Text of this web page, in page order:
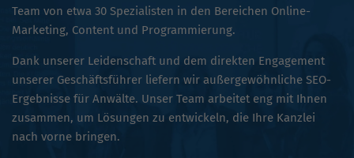
Team von etwa 30 Spezialisten in den Bereichen Online-
Marketing, Content und Programmierung.
Dank unserer Leidenschaft und dem direkten Engagement
unserer Geschäftsführer liefern wir außergewöhnliche SEO-
Ergebnisse für Anwälte. Unser Team arbeitet eng mit Ihnen
zusammen, um Lösungen zu entwickeln, die Ihre Kanzlei
nach vorne bringen.